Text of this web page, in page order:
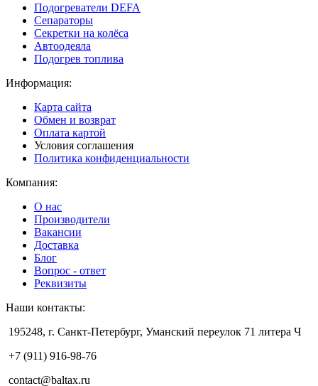
Подогреватели DEFA
Сепараторы
Секретки на колёса
Автоодеяла
Подогрев топлива
Информация:
Карта сайта
Обмен и возврат
Оплата картой
Условия соглашения
Политика конфиденциальности
Компания:
О нас
Производители
Вакансии
Доставка
Блог
Вопрос - ответ
Реквизиты
Наши контакты:
195248, г. Санкт-Петербург, Уманский переулок 71 литера Ч
+7 (911) 916-98-76
contact@baltax.ru